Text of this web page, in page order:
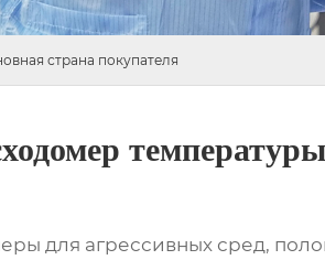
страна покупателя
для агрессивных сред,